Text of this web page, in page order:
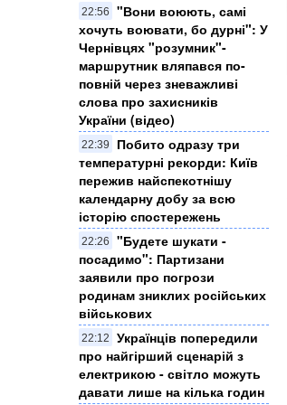
22:56
​"Вони воюють, самі
хочуть воювати, бо дурні": У
Чернівцях "розумник"-
маршрутник вляпався по-
повній через зневажливі
слова про захисників
України (відео)
22:39
Побито одразу три
температурні рекорди: Київ
пережив найспекотнішу
календарну добу за всю
історію спостережень
22:26
"Будете шукати -
посадимо": Партизани
заявили про погрози
родинам зниклих російських
військових
22:12
Українців попередили
про найгірший сценарій з
електрикою - світло можуть
давати лише на кілька годин